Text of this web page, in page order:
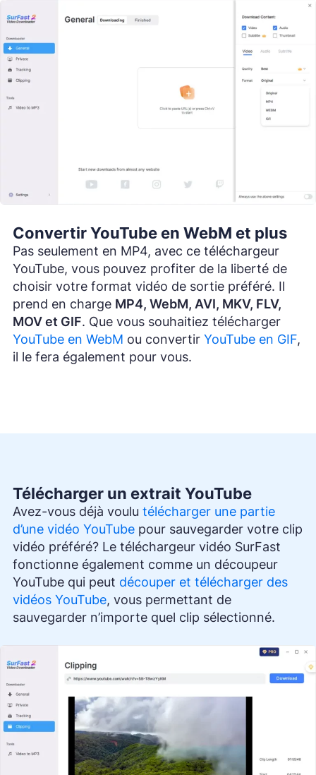
Convertir YouTube en WebM et plus
Pas seulement en MP4, avec ce téléchargeur
YouTube, vous pouvez profiter de la liberté de
choisir votre format vidéo de sortie préféré. Il
prend en charge MP4, WebM, AVI, MKV, FLV,
MOV et GIF. Que vous souhaitiez télécharger
YouTube en WebM ou convertir YouTube en GIF,
il le fera également pour vous.
Télécharger un extrait YouTube
Avez-vous déjà voulu télécharger une partie
d’une vidéo YouTube pour sauvegarder votre clip
vidéo préféré? Le téléchargeur vidéo SurFast
fonctionne également comme un découpeur
YouTube qui peut découper et télécharger des
vidéos YouTube, vous permettant de
sauvegarder n’importe quel clip sélectionné.